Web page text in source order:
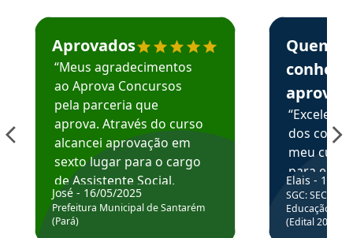
Estudante José recomenda o Aprova Concursos em
Aprovados
“Meus agradecimentos
ao Aprova Concursos
pela parceria que
aprova. Através do curso
alcancei aprovação em
sexto lugar para o cargo
de Assistente Social.
Hoje estou atuando na
Prefeitura de Santarém.
José - 16/05/2025
Prefeitura Municipal de Santarém
(Pará)
Estudante
Quem
aprova
dos
meu
para
colocar
através
de
Elais - 15/
SGC: SEC BA
Educação
(Edital